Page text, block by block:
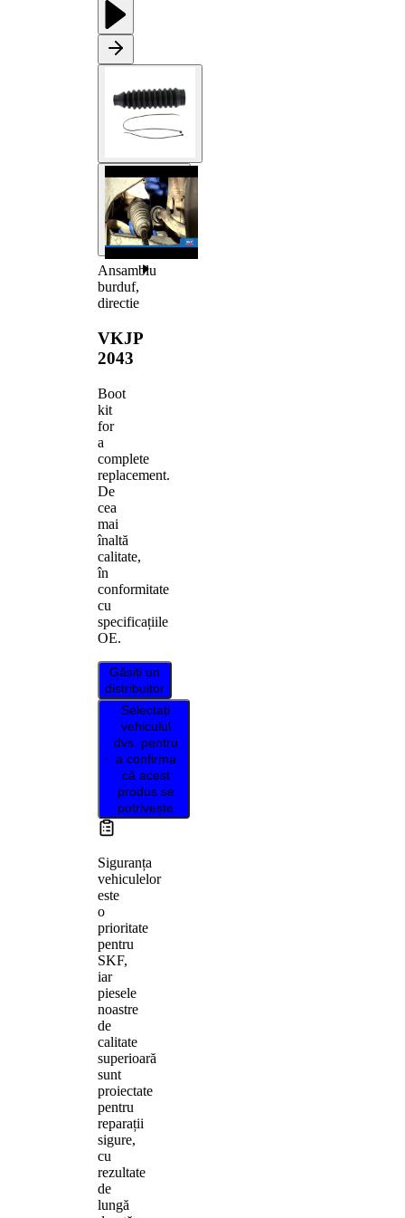
Ansamblu
burduf,
directie
VKJP
2043
Boot
kit
for
a
complete
replacement.
De
cea
mai
înaltă
calitate,
în
conformitate
cu
specificațiile
OE.
Găsiți un
distribuitor
Selectați
vehiculul
dvs. pentru
a confirma
că acest
produs se
potrivește
Siguranța
vehiculelor
este
o
prioritate
pentru
SKF,
iar
piesele
noastre
de
calitate
superioară
sunt
proiectate
pentru
reparații
sigure,
cu
rezultate
de
lungă